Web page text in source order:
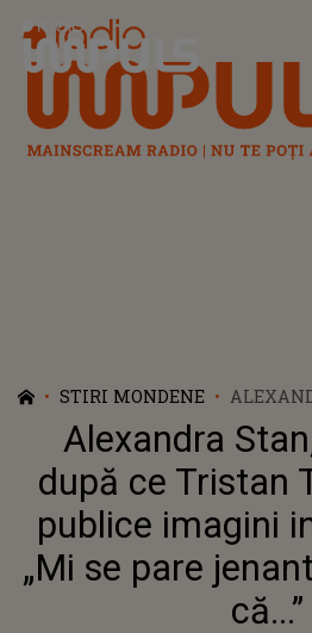
Radio Impuls
STIRI MONDENE
DUPĂ
FĂCUT
INTIME
JENANT
Alexandra
după ce Tristan
publice imagini
„Mi se pare
că...”